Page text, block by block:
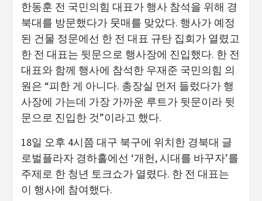
한동훈 전 국민의힘 대표가 행사 참석을 위해 경
북대를 방문했다가 뭇매를 맞았다. 행사가 예정
된 건물 정문에선 한 전 대표 규탄 집회가 열렸고
한 전 대표는 뒷문으로 행사장에 진입했다. 한 전
대표와 함께 행사에 참석한 우재준 국민의힘 의
원은 “피한 게 아니다. 총장실 먼저 들렀다가 행
사장에 가는데 가장 가까운 루트가 뒷문이라 뒷
문으로 진입한 것”이라고 했다.
18일 오후 4시쯤 대구 북구에 위치한 경북대 글
로벌플라자 경하홀에선 ‘개헌, 시대를 바꾸자’를
주제로 한 청년 토크쇼가 열렸다. 한 전 대표는
이 행사에 참여했다.